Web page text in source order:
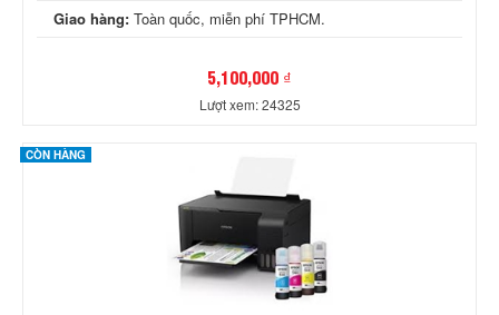
Giao hàng: Toàn quốc, miễn phí TPHCM.
5,100,000 ₫
Lượt xem: 24325
CÒN HÀNG